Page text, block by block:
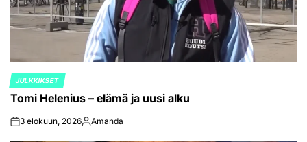
POSTED
IN
JULKKIKSET
Tomi Helenius – elämä ja uusi alku
on3 elokuun, 2026Posted
Amanda